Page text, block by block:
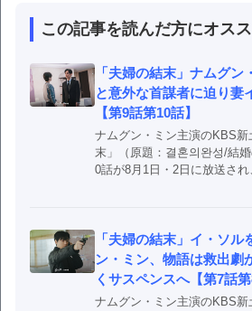
この記事を読んだ方にオス
「夫婦の結末」ナムグン
と意外な首謀者に迫り妻
【第9話第10話】
ナムグン・ミン主演のKBS
末」（原題：결혼의완성/結
0話が8月1日・2日に放送され
「夫婦の結末」イ・ソル
ン・ミン、物語は救出劇
くサスペンスへ【第7話第
ナムグン・ミン主演のKBS